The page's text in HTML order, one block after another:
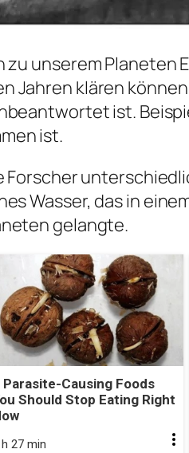
zu unserem Planeten
Jahren klären
ist.
ist.
Forscher
Wasser, das in
gelangte.
Parasite-Causing Foods
Should Stop Eating Right
27 min